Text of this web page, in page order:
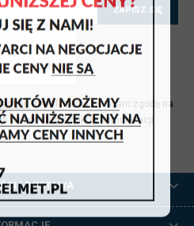
ZAPISZ SIĘ
newslettera i wyrażam zgodę na
za pomocą środków komunikacji
I DOSTAWA